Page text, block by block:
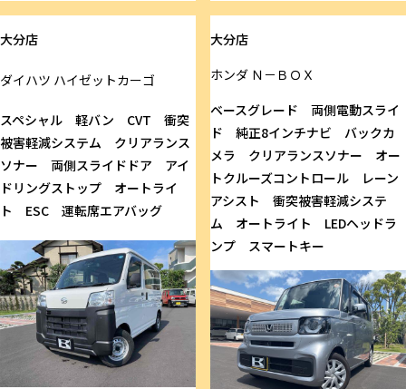
大分店
ダイハツ ハイゼットカーゴ
スペシャル 軽バン CVT 衝突
被害軽減システム クリアランス
ソナー 両側スライドドア アイ
ドリングストップ オートライ
ト ESC 運転席エアバッグ
大分店
ホンダＮ－ＢＯＸ
ベースグレード 両側電動スライ
ド 純正8インチナビ バックカ
メラ クリアランスソナー オー
トクルーズコントロール レーン
アシスト 衝突被害軽減システ
ム オートライト LEDヘッドラ
ンプ スマートキー